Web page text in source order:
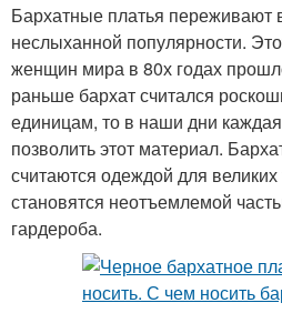
Бархатные платья переживают
неслыханной популярности.
женщин мира в 80х годах
раньше бархат считался
единицам, то в наши дни
позволить этот материал.
считаются одеждой для
становятся неотъемлемой
гардероба.